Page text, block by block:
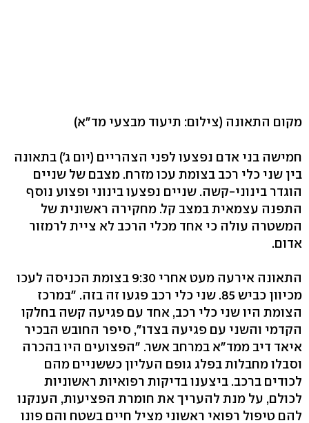
מקום התאונה (צילום: תיעוד מבצעי מד"א)
חמישה בני אדם נפצעו לפני הצהריים (יום ג') בתאונה
בין שני כלי רכב בצומת עכו מזרח. מצבם של שניים
הוגדר בינוני-קשה. שניים נפצעו בינוני ופצוע נוסף
התפנה עצמאית במצב קל. מחקירה ראשונית של
המשטרה עולה כי אחד מכלי הרכב לא ציית לרמזור
אדום.
התאונה אירעה מעט אחרי 9:30 בצומת הכניסה לעכו
מכיוון כביש 85. שני כלי רכב פגעו זה בזה. "במרכז
הצומת היו שני כלי רכב, אחד עם פגיעה קשה בחלקו
הקדמי והשני עם פגיעה בצדו", סיפר החובש הבכיר
איאד דיב ממד"א במרחב אשר. "הפצועים היו בהכרה
וסבלו מחבלות בפלג גופם העליון כששניים מהם
לכודים ברכב. ביצענו בדיקות רפואיות ראשוניות
לכולם, על מנת להעריך את חומרת הפציעות, הענקנו
להם טיפול רפואי ראשוני מציל חיים בשטח והם פונו